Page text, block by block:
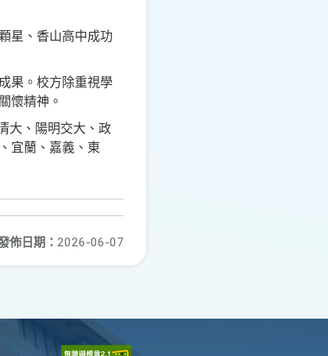
星、香山高中成功
果。校方除重視學
懷精神。
大、陽明交大、政
宜蘭、嘉義、東
佈日期： 2026-06-07